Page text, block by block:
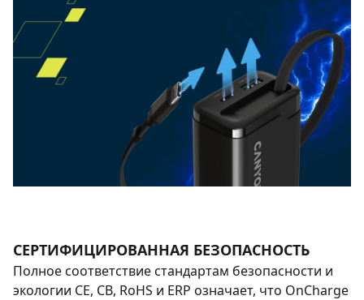
СЕРТИФИЦИРОВАННАЯ БЕЗОПАСНОСТЬ
Полное соответствие стандартам безопасности и
экологии CE, CB, RoHS и ERP означает, что OnCharge